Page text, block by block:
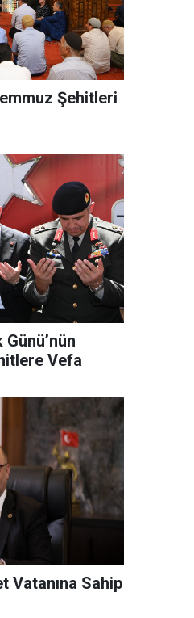
Şehitleri
Vefa
Vatanına Sahip